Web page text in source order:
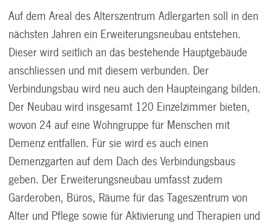
Auf dem Areal des Alterszentrum Adlergarten soll in den
nächsten Jahren ein Erweiterungsneubau entstehen.
Dieser wird seitlich an das bestehende Hauptgebäude
anschliessen und mit diesem verbunden. Der
Verbindungsbau wird neu auch den Haupteingang bilden.
Der Neubau wird insgesamt 120 Einzelzimmer bieten,
wovon 24 auf eine Wohngruppe für Menschen mit
Demenz entfallen. Für sie wird es auch einen
Demenzgarten auf dem Dach des Verbindungsbaus
geben. Der Erweiterungsneubau umfasst zudem
Garderoben, Büros, Räume für das Tageszentrum von
Alter und Pflege sowie für Aktivierung und Therapien und